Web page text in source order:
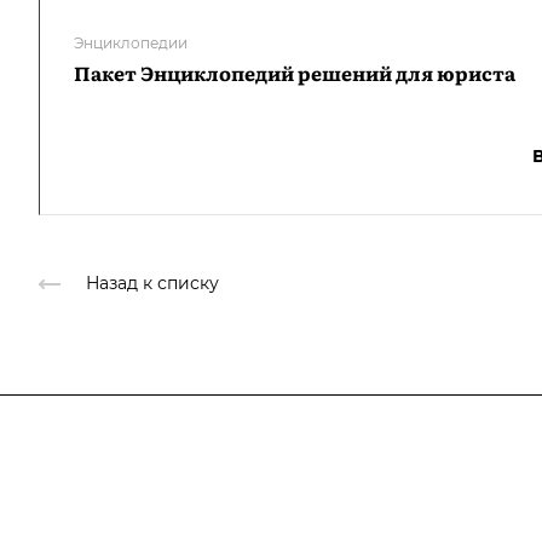
Энциклопедии
Пакет Энциклопедий решений для юриста
Назад к списку